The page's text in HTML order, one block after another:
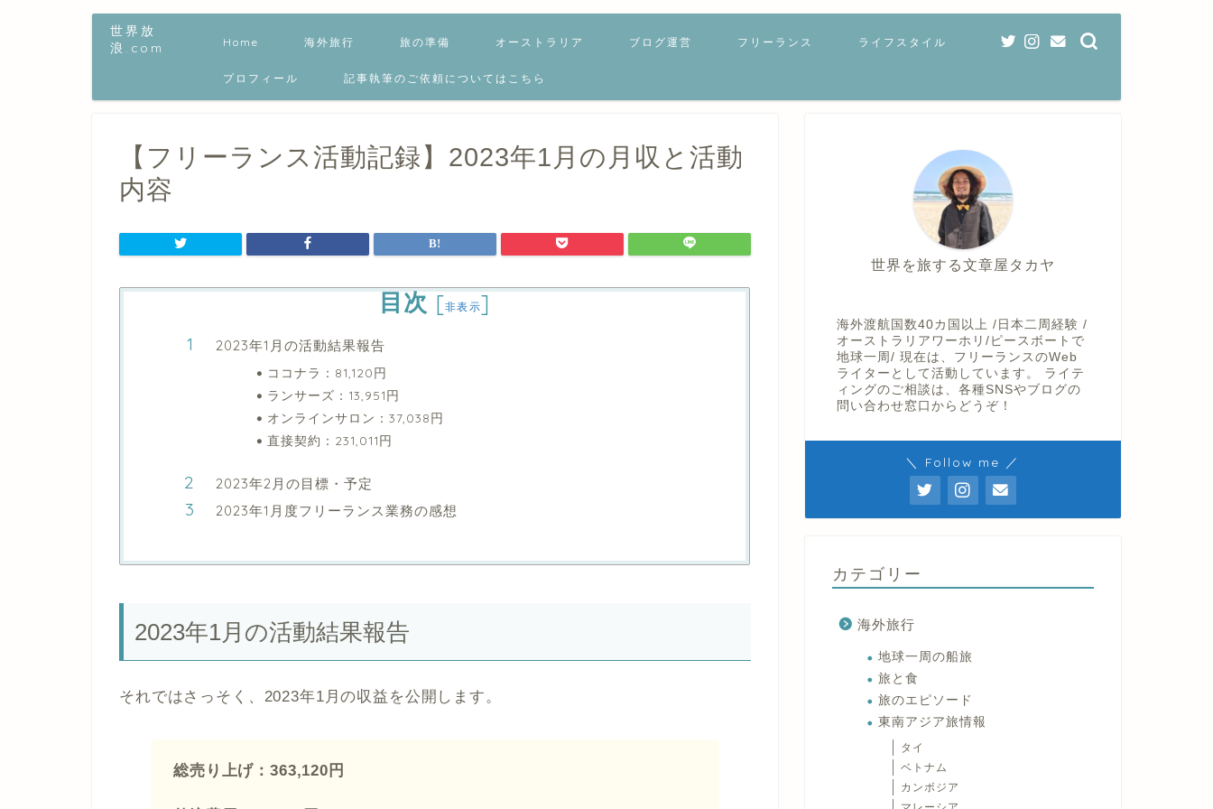
世界放
浪.com
Home 海外旅行 旅の準備 オーストラリア ブログ運営 フリーランス ライフスタイル
プロフィール 記事執筆のご依頼についてはこちら
【フリーランス活動記録】2023年1月の月収と活動
内容
目次 [非表示]
2023年1月の活動結果報告
ココナラ：81,120円
ランサーズ：13,951円
オンラインサロン：37,038円
直接契約：231,011円
2023年2月の目標・予定
2023年1月度フリーランス業務の感想
2023年1月の活動結果報告
それではさっそく、2023年1月の収益を公開します。
総売り上げ：363,120円
世界を旅する文章屋タカヤ
海外渡航国数40カ国以上 /日本二周経験 /
オーストラリアワーホリ/ピースボートで
地球一周/ 現在は、フリーランスのWeb
ライターとして活動しています。 ライテ
ィングのご相談は、各種SNSやブログの
問い合わせ窓口からどうぞ！
＼ Follow me ／
カテゴリー
海外旅行
地球一周の船旅
旅と食
旅のエピソード
東南アジア旅情報
タイ
ベトナム
カンボジア